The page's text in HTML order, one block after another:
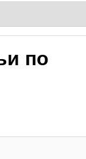
по